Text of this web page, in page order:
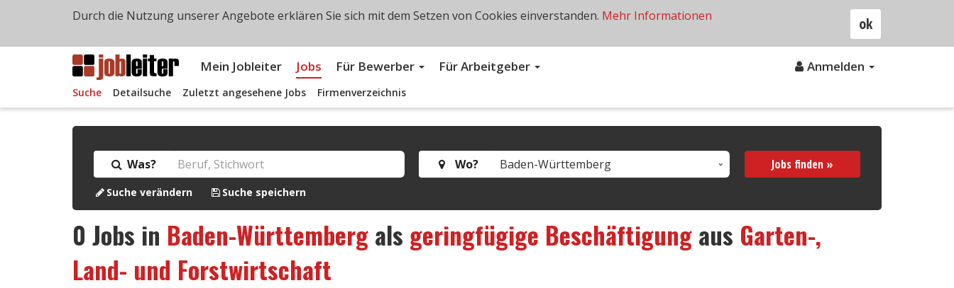
Mein Jobleiter Jobs Für Bewerber Für Arbeitgeber Anmelden
Suche Detailsuche Zuletzt angesehene Jobs Firmenverzeichnis
Was? Wo? Jobs finden »
Suche verändern Suche speichern
0 Jobs in Baden-Württembergals geringfügige Beschäftigungaus Garten-,
Land- und Forstwirtschaft
ok
Durch die Nutzung unserer Angebote erklären Sie sich mit dem Setzen von Cookies einverstanden. Mehr Informationen